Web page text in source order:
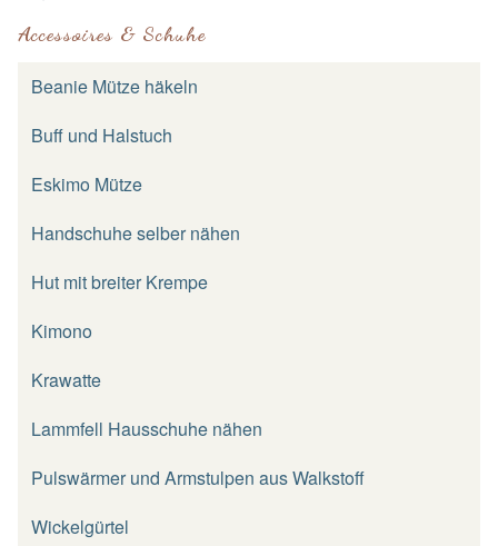
Accessoires & Schuhe
Beanie Mütze häkeln
Buff und Halstuch
Eskimo Mütze
Handschuhe selber nähen
Hut mit breiter Krempe
Kimono
Krawatte
Lammfell Hausschuhe nähen
Pulswärmer und Armstulpen aus Walkstoff
Wickelgürtel